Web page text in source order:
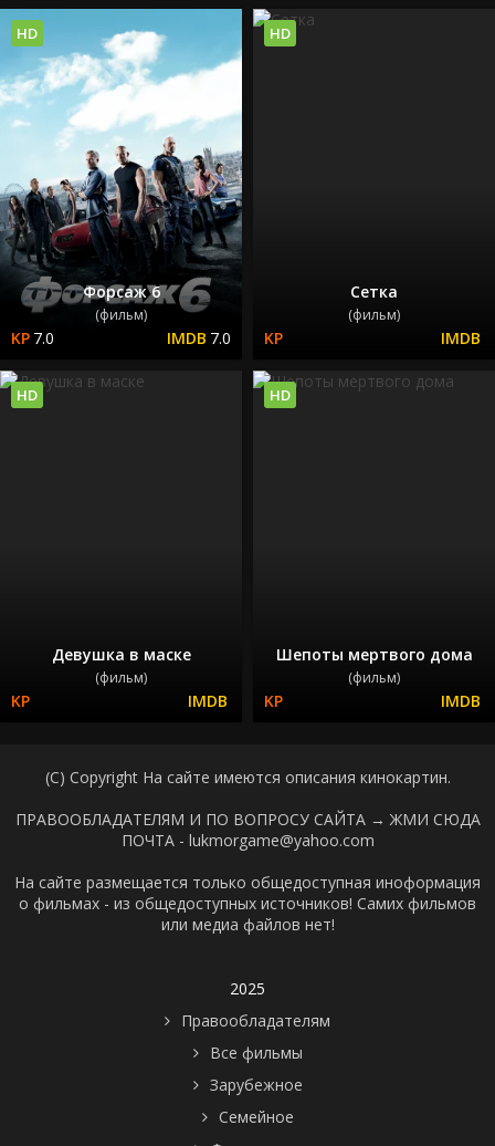
Форсаж 6
(фильм)
7.0 7.0
HD
Сетка
(фильм)
HD
Девушка в маске
(фильм)
HD
Шепоты мертвого дома
(фильм)
HD
(C) Copyright На сайте имеются описания кинокартин.
ПРАВООБЛАДАТЕЛЯМ И ПО ВОПРОСУ САЙТА → ЖМИ СЮДА
ПОЧТА - lukmorgame@yahoo.com
На сайте размещается только общедоступная иноформация
о фильмах - из общедоступных источников! Самих фильмов
или медиа файлов нет!
2025
Правообладателям
Все фильмы
Зарубежное
Семейное